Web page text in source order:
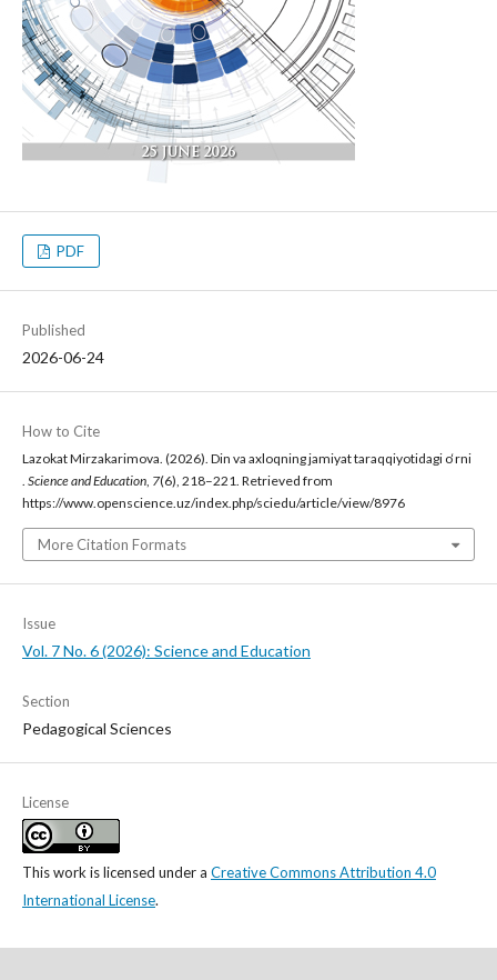
PDF
Published
2026-06-24
How to Cite
Lazokat Mirzakarimova. (2026). Din va axloqning jamiyat taraqqiyotidagi o‘rni
. Science and Education, 7(6), 218–221. Retrieved from
https://www.openscience.uz/index.php/sciedu/article/view/8976
More Citation Formats
Issue
Vol. 7 No. 6 (2026): Science and Education
Section
Pedagogical Sciences
License
This work is licensed under a Creative Commons Attribution 4.0
International License.